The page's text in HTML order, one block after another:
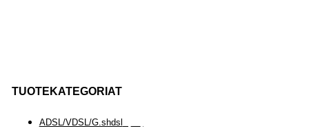
TUOTEKATEGORIAT
ADSL/VDSL/G.shdsl